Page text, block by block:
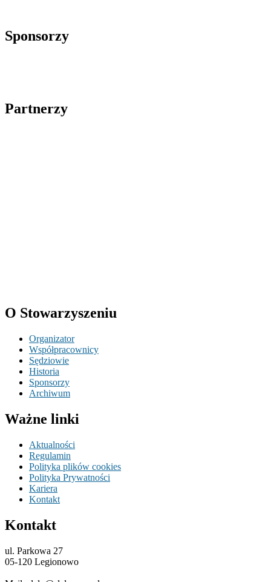
Sponsorzy
Partnerzy
O Stowarzyszeniu
Organizator
Współpracownicy
Sędziowie
Historia
Sponsorzy
Archiwum
Ważne linki
Aktualności
Regulamin
Polityka plików cookies
Polityka Prywatności
Kariera
Kontakt
Kontakt
ul. Parkowa 27
05-120 Legionowo